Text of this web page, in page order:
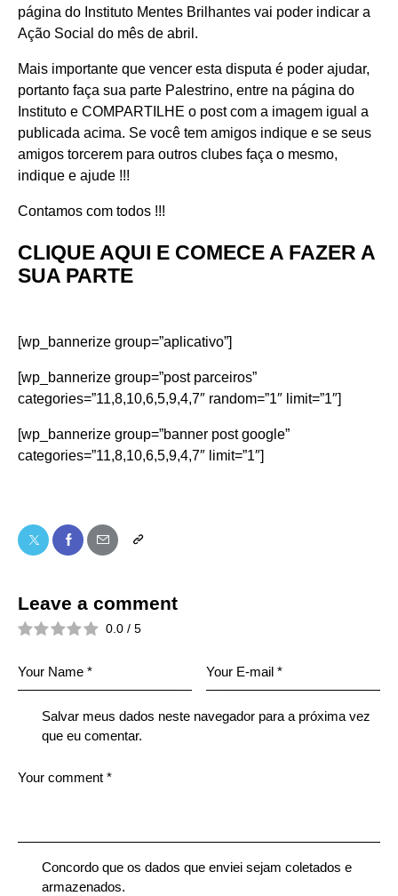
página do Instituto Mentes Brilhantes vai poder indicar a
Ação Social do mês de abril.
Mais importante que vencer esta disputa é poder ajudar,
portanto faça sua parte Palestrino, entre na página do
Instituto e COMPARTILHE o post com a imagem igual a
publicada acima. Se você tem amigos indique e se seus
amigos torcerem para outros clubes faça o mesmo,
indique e ajude !!!
Contamos com todos !!!
CLIQUE AQUI E COMECE A FAZER A
SUA PARTE
[wp_bannerize group=”aplicativo”]
[wp_bannerize group=”post parceiros”
categories=”11,8,10,6,5,9,4,7″ random=”1″ limit=”1″]
[wp_bannerize group=”banner post google”
categories=”11,8,10,6,5,9,4,7″ limit=”1″]
Leave a comment
0.0 / 5
Salvar meus dados neste navegador para a próxima vez
que eu comentar.
Concordo que os dados que enviei sejam coletados e
armazenados.